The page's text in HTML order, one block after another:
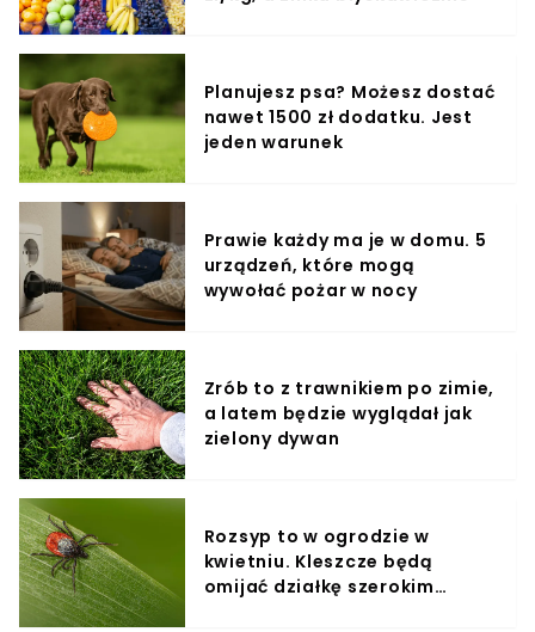
Planujesz psa? Możesz dostać
nawet 1500 zł dodatku. Jest
jeden warunek
Prawie każdy ma je w domu. 5
urządzeń, które mogą
wywołać pożar w nocy
Zrób to z trawnikiem po zimie,
a latem będzie wyglądał jak
zielony dywan
Rozsyp to w ogrodzie w
kwietniu. Kleszcze będą
omijać działkę szerokim